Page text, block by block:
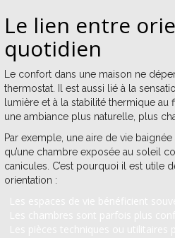
Le lien entre
quotidien
Le confort dans une maison ne
thermostat. Il est aussi lié à la
lumière et à la stabilité thermique
une ambiance plus naturelle, plus
Par exemple, une aire de vie
qu’une chambre exposée au soleil
canicules. C’est pourquoi il est utile
orientation :